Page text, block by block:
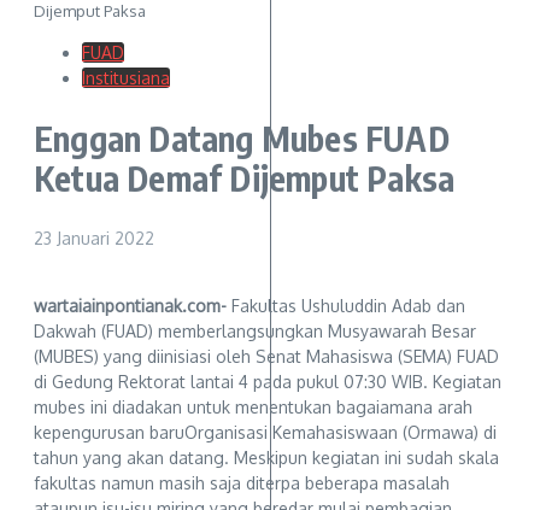
Dijemput Paksa
FUAD
Institusiana
Enggan Datang Mubes FUAD
Ketua Demaf Dijemput Paksa
23 Januari 2022
wartaiainpontianak.com- Fakultas Ushuluddin Adab dan
Dakwah (FUAD) memberlangsungkan Musyawarah Besar
(MUBES) yang diinisiasi oleh Senat Mahasiswa (SEMA) FUAD
di Gedung Rektorat lantai 4 pada pukul 07:30 WIB. Kegiatan
mubes ini diadakan untuk menentukan bagaiamana arah
kepengurusan baruOrganisasi Kemahasiswaan (Ormawa) di
tahun yang akan datang. Meskipun kegiatan ini sudah skala
fakultas namun masih saja diterpa beberapa masalah